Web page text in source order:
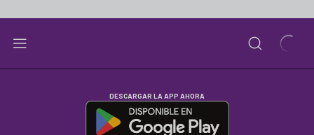
DESCARGAR LA APP AHORA